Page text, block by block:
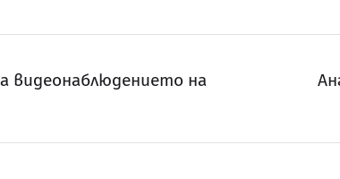
видеонаблюдението на